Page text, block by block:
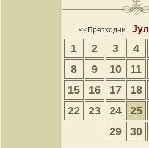
<<Претходни Јул
1 2 3 4
8
9 10 11
15
16 17 18
22
23 24 25
29
30